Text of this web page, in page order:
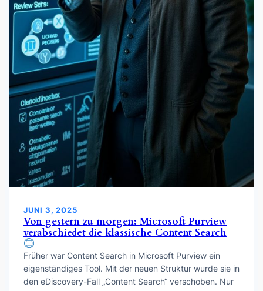
JUNI 3, 2025
Von gestern zu morgen: Microsoft Purview
verabschiedet die klassische Content Search
Früher war Content Search in Microsoft Purview ein
eigenständiges Tool. Mit der neuen Struktur wurde sie in
den eDiscovery-Fall „Content Search“ verschoben. Nur